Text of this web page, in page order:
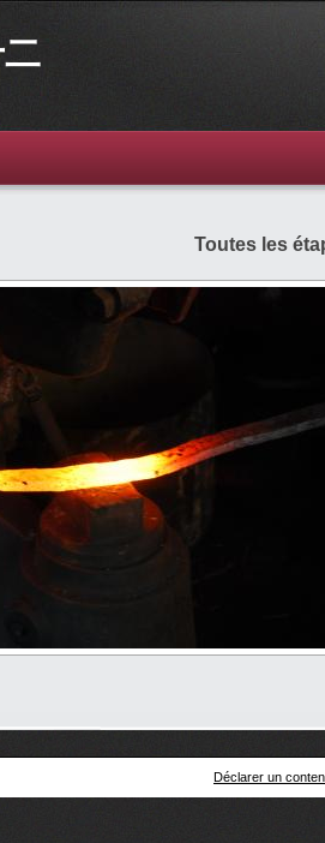
Toutes les
Déclarer un